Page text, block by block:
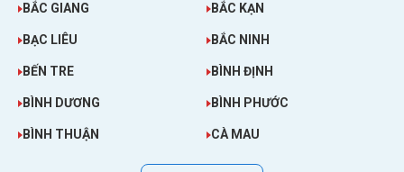
BẮC GIANG BẮC KẠN
BẠC LIÊU BẮC NINH
BẾN TRE BÌNH ĐỊNH
BÌNH DƯƠNG BÌNH PHƯỚC
BÌNH THUẬN CÀ MAU